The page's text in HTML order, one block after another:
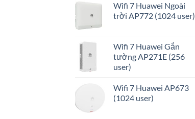
Wifi 7 Huawei Ngoài
trời AP772 (1024 user)
Wifi 7 Huawei Gắn
tường AP271E (256
user)
Wifi 7 Huawei AP673
(1024 user)